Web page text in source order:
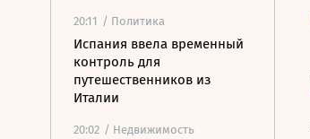
20:11 / Политика
Испания ввела временный
контроль для
путешественников из
Италии
20:02 / Недвижимость